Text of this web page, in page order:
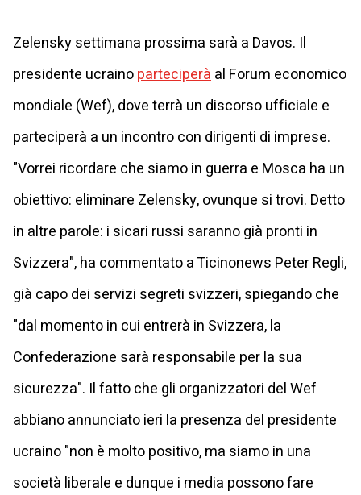
Zelensky settimana prossima sarà a Davos. Il
presidente ucrainoparteciperàal Forum economico
mondiale (Wef), dove terrà un discorso ufficiale e
parteciperà a un incontro con dirigenti di imprese.
"Vorrei ricordare che siamo in guerra e Mosca ha un
obiettivo: eliminare Zelensky, ovunque si trovi. Detto
in altre parole: i sicari russi saranno già pronti in
Svizzera", ha commentato a Ticinonews Peter Regli,
già capo dei servizi segreti svizzeri, spiegando che
"dal momento in cui entrerà in Svizzera, la
Confederazione sarà responsabile per la sua
sicurezza". Il fatto che gli organizzatori del Wef
abbiano annunciato ieri la presenza del presidente
ucraino "non è molto positivo, ma siamo in una
società liberale e dunque i media possono fare